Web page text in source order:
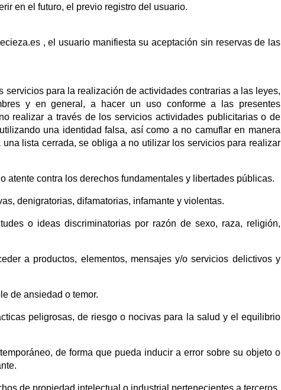
en el futuro, el previo registro del usuario.
, el usuario manifiesta su aceptación sin reservas de las
servicios para la realización de actividades contrarias a las leyes,
y en general, a hacer un uso conforme a las presentes
realizar a través de los servicios actividades publicitarias o de
una identidad falsa, así como a no camuflar en manera
lista cerrada, se obliga a no utilizar los servicios para realizar
atente contra los derechos fundamentales y libertades públicas.
denigratorias, difamatorias, infamante y violentas.
o ideas discriminatorias por razón de sexo, raza, religión,
a productos, elementos, mensajes y/o servicios delictivos y
de ansiedad o temor.
peligrosas, de riesgo o nocivas para la salud y el equilibrio
de forma que pueda inducir a error sobre su objeto o
de propiedad intelectual o industrial pertenecientes a terceros.